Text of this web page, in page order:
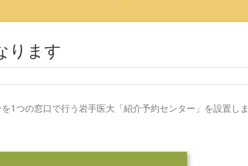
ります
1 つの窓口で行う岩手医大「紹介予約センター」を設置しま